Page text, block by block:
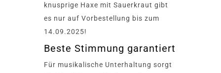
knusprige Haxe mit Sauerkraut gibt
es nur auf Vorbestellung bis zum
14.09.2025!
Beste Stimmung garantiert
Für musikalische Unterhaltung sorgt